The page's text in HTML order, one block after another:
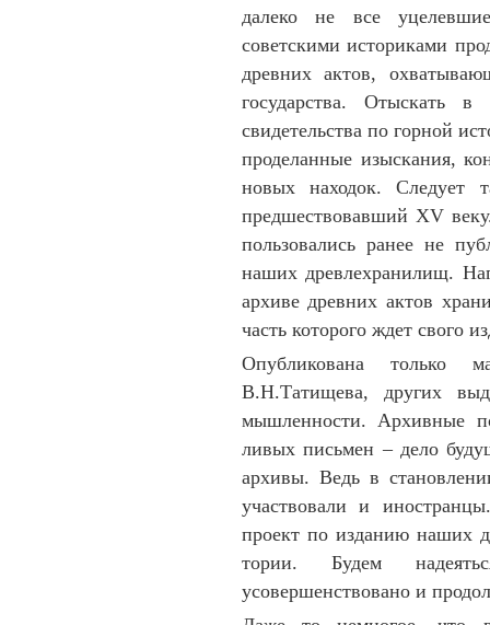
далеко не все
советскими историками
древних ак­тов,
госу­дар­ства. Отыскать
свидетель­ст­ва по горной
проделанные изыскания,
но­вых находок. Следует
предшествовавший XV
поль­зовались ранее не
наших древ­ле­храни­лищ.
архиве древних актов
часть которого ждет свого
Опубликована только
В.Н.Татищева, других
мышленности. Архивные
ливых пись­мен – дело
архи­вы. Ведь в
участ­вовали и
проект по изданию наших
тории. Бу­дем
усовершенствовано и